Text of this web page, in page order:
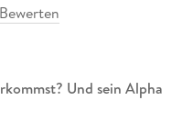
Bewerten
Und sein Alpha